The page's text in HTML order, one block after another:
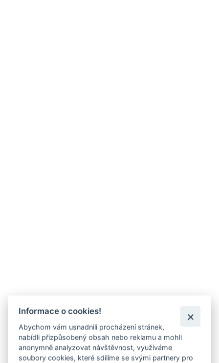
Informace o cookies!
Abychom vám usnadnili procházení stránek,
nabídli přizpůsobený obsah nebo reklamu a mohli
anonymně analyzovat návštěvnost, využíváme
soubory cookies, které sdílíme se svými partnery pro